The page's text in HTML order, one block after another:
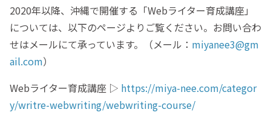
2020年以降、沖縄で開催する「Webライター育成講座」
については、以下のページよりご覧ください。お問い合わ
せはメールにて承っています。（メール： miyanee3@gm
ail.com）
Webライター育成講座 ▷ https://miya-nee.com/categor
y/writre-webwriting/webwriting-course/